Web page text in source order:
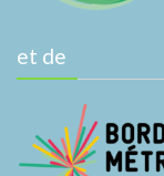
et de